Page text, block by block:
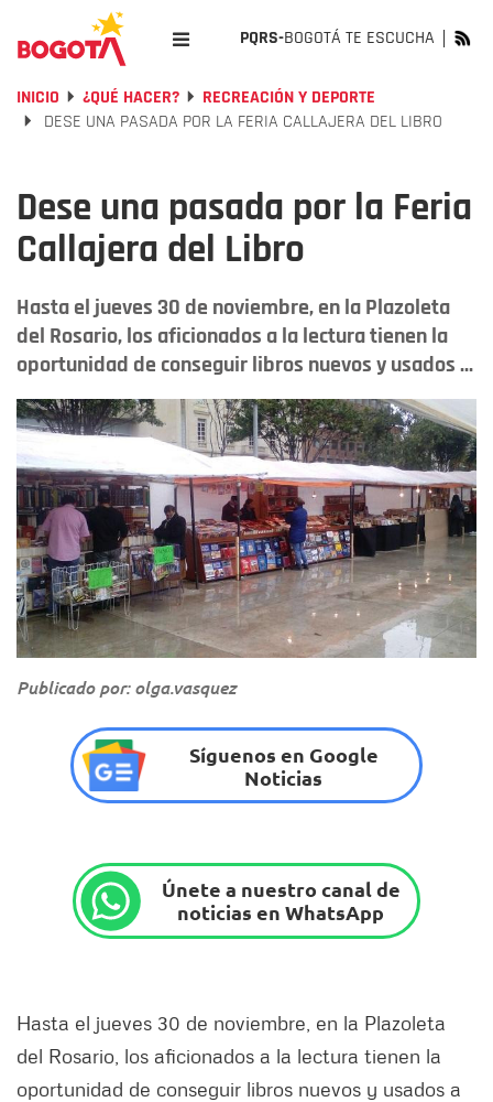
PQRS-BOGOTÁ TE ESCUCHA
INICIO ¿QUÉ HACER?
RECREACIÓN Y DEPORTE
DESE UNA PASADA POR LA FERIA CALLAJERA DEL LIBRO
Dese una pasada por la Feria
Callajera del Libro
Hasta el jueves 30 de noviembre, en la Plazoleta
del Rosario, los aficionados a la lectura tienen la
oportunidad de conseguir libros nuevos y usados ...
Publicado por: olga.vasquez
Síguenos en Google
Noticias
Únete a nuestro canal de
noticias en WhatsApp
Hasta el jueves 30 de noviembre, en la Plazoleta
del Rosario, los aficionados a la lectura tienen la
oportunidad de conseguir libros nuevos y usados a